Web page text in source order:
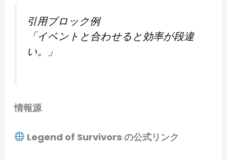
引用ブロック例
「イベントと合わせると効率が段違
い。」
情報源
Legend of Survivors の公式リンク